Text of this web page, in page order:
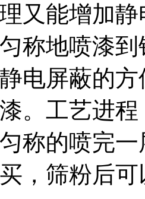
又能增加
称地喷漆
电屏蔽的
。工艺进
称的喷完
，筛粉后